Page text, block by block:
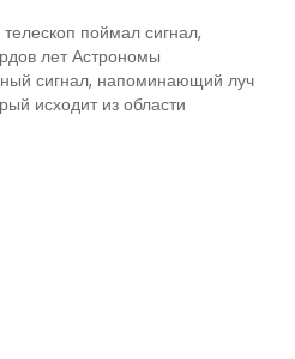
поймал сигнал,
лет Астрономы
сигнал, напоминающий луч
исходит из области